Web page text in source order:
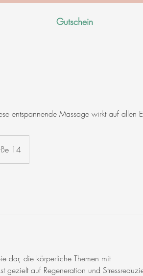
Gutschein
entspannende Massage wirkt auf allen
14
dar, die körperliche Themen mit
auf Regeneration und